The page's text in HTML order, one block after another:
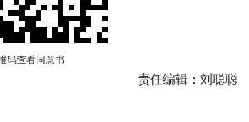
码查看同意书
责任编辑：刘聪聪